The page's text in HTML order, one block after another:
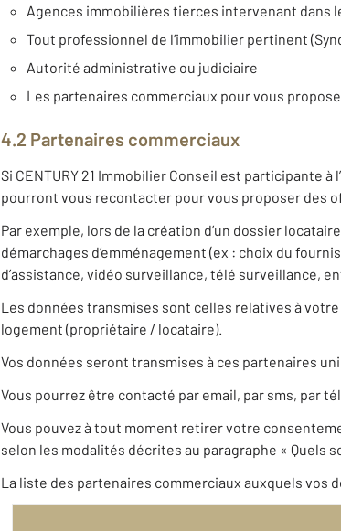
Agences immobilières tierces intervenant dans
Tout professionnel de l’immobilier pertinent
Autorité administrative ou judiciaire
Les partenaires commerciaux pour vous
4.2 Partenaires commerciaux
Si CENTURY 21 Immobilier Conseil est participante
pourront vous recontacter pour vous proposer des
Par exemple, lors de la création d’un dossier
démarchages d’emménagement (ex : choix du
d’assistance, vidéo surveillance, télé surveillance,
Les données transmises sont celles relatives à
logement (propriétaire / locataire).
Vos données seront transmises à ces partenaires
Vous pourrez être contacté par email, par sms, par
Vous pouvez à tout moment retirer votre
selon les modalités décrites au paragraphe « Quels
La liste des partenaires commerciaux auxquels vos